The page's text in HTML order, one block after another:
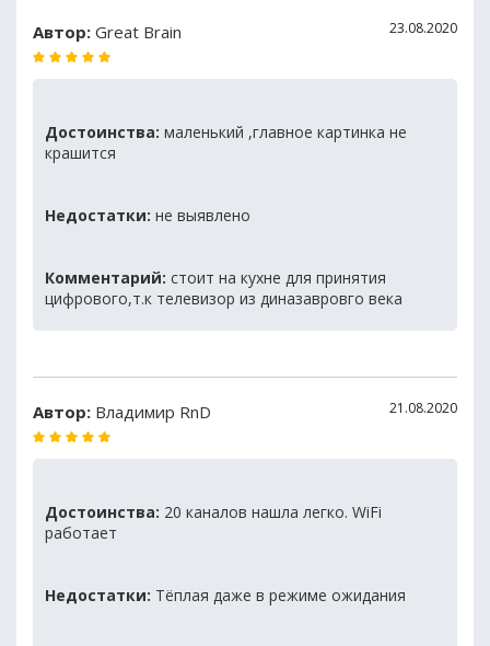
Автор: Great Brain 23.08.2020
Достоинства: маленький ,главное картинка не
крашится
Недостатки: не выявлено
Комментарий: стоит на кухне для принятия
цифрового,т.к телевизор из диназавровго века
Автор: Владимир RnD 21.08.2020
Достоинства: 20 каналов нашла легко. WiFi
работает
Недостатки: Тёплая даже в режиме ожидания